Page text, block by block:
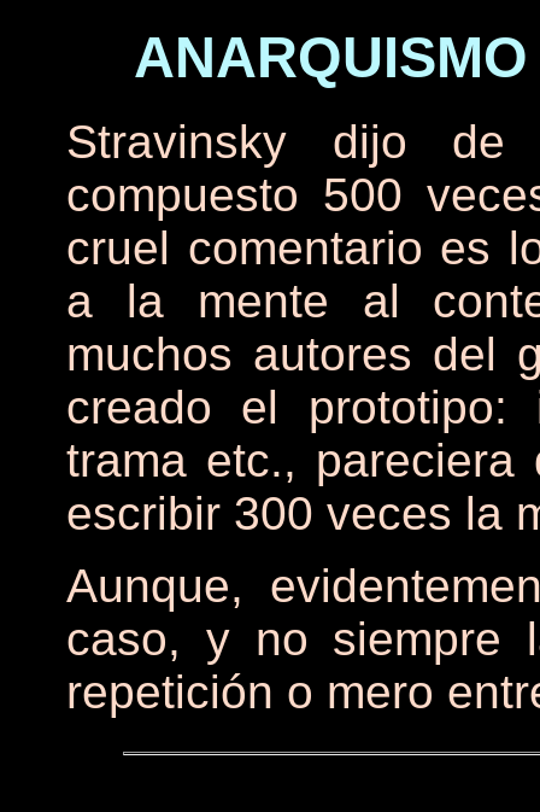
Stravinsky dijo
compuesto 500
cruel comentario es
a la mente al
muchos autores del
creado el prototipo:
trama etc.,
escribir 300 veces la
Aunque,
caso, y no siempre
repetición o mero